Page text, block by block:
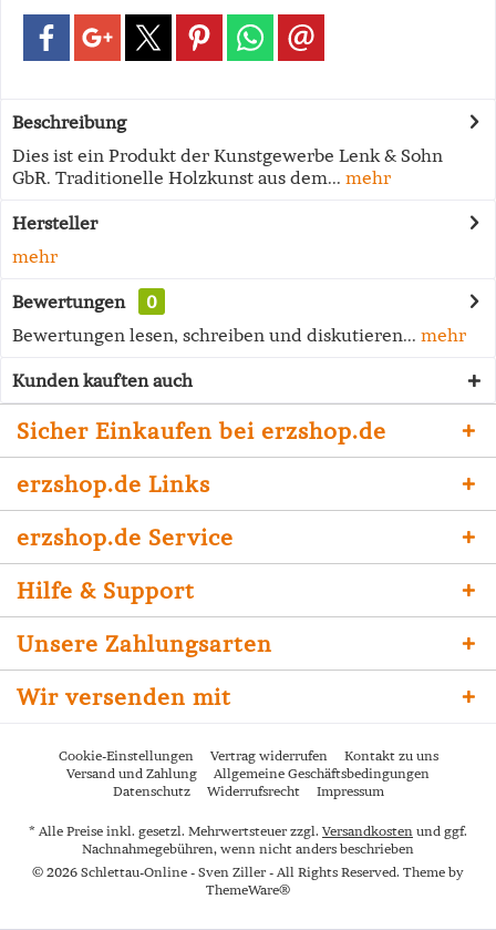
Beschreibung
Dies ist ein Produkt der Kunstgewerbe Lenk & Sohn
GbR. Traditionelle Holzkunst aus dem... mehr
Hersteller
mehr
Bewertungen
0
Bewertungen lesen, schreiben und diskutieren... mehr
Kunden kauften auch
Sicher Einkaufen bei erzshop.de
erzshop.de Links
erzshop.de Service
Hilfe & Support
Unsere Zahlungsarten
Wir versenden mit
Cookie-Einstellungen Vertrag widerrufen
Kontakt zu uns
Versand und Zahlung
Allgemeine Geschäftsbedingungen
Datenschutz
Widerrufsrecht Impressum
* Alle Preise inkl. gesetzl. Mehrwertsteuer zzgl. Versandkosten und ggf.
Nachnahmegebühren, wenn nicht anders beschrieben
© 2026 Schlettau-Online - Sven Ziller - All Rights Reserved. Theme by
ThemeWare®